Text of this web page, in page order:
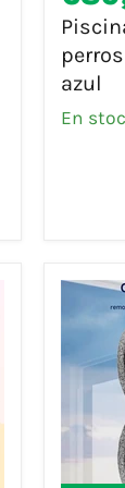
perros
azul
azul
En